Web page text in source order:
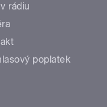
rádiu
poplatek